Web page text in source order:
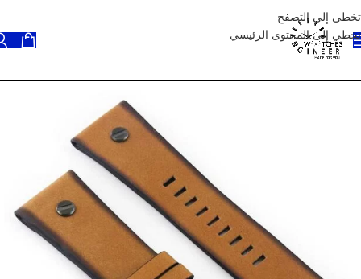
تخطي إلى التصفح
تخطي إلى المحتوى الرئيسي